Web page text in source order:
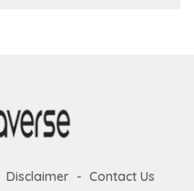
Disclaimer Contact Us